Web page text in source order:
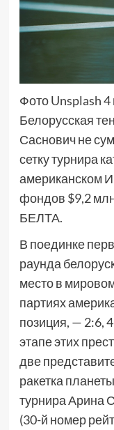
Фото Unsplash
Белорусская
Саснович не
сетку турнира
американском
фондов $9,2
БЕЛТА.
В поединке
раунда
место в
партиях
позиция, — 2:6,
этапе этих
две
ракетка
турнира Арина
(30-й номер